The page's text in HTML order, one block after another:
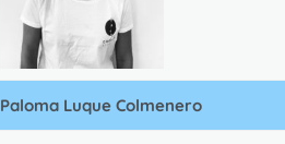
Paloma Luque Colmenero